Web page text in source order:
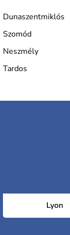
développée en
Dunaszentmiklós
Szomód
Neszmély
Tardos
Lyon